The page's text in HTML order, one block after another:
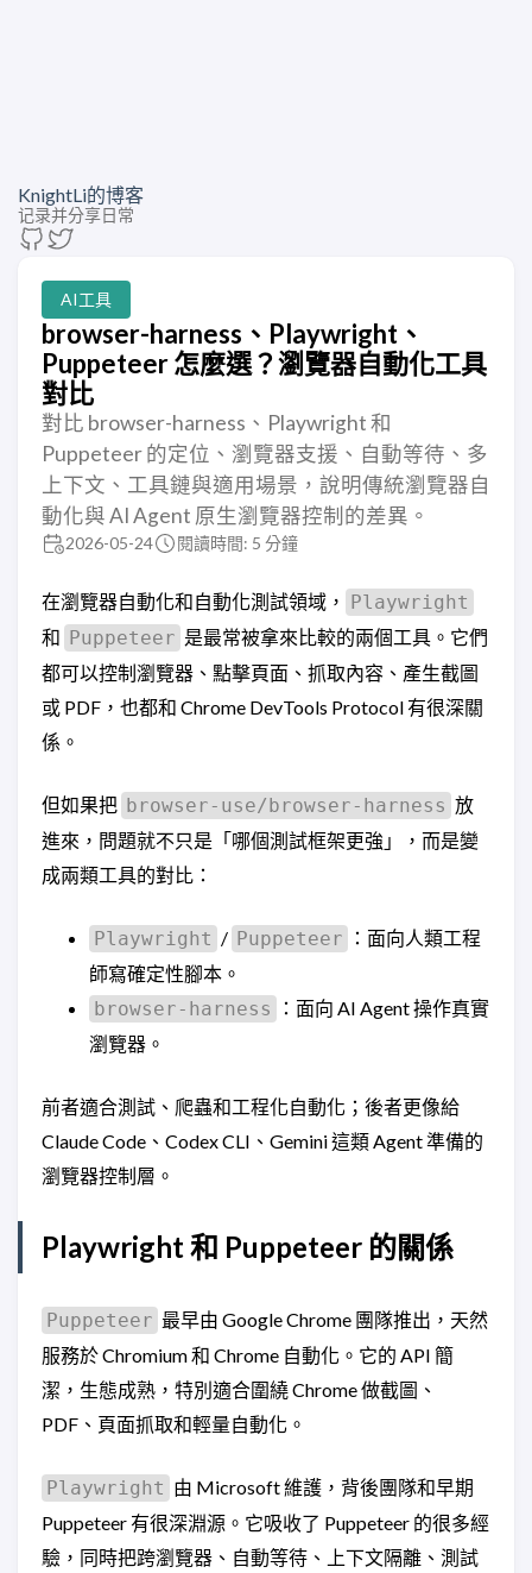
KnightLi的博客
记录并分享日常
AI工具
browser-harness、Playwright、
Puppeteer 怎麼選？瀏覽器自動化工具
對比
對比 browser-harness、Playwright 和
Puppeteer 的定位、瀏覽器支援、自動等待、多
上下文、工具鏈與適用場景，說明傳統瀏覽器自
動化與 AI Agent 原生瀏覽器控制的差異。
2026-05-24 閱讀時間: 5 分鐘
在瀏覽器自動化和自動化測試領域， Playwright
和 Puppeteer 是最常被拿來比較的兩個工具。它們
都可以控制瀏覽器、點擊頁面、抓取內容、產生截圖
或 PDF，也都和 Chrome DevTools Protocol 有很深關
係。
但如果把 browser-use/browser-harness 放
進來，問題就不只是「哪個測試框架更強」，而是變
成兩類工具的對比：
Playwright / Puppeteer ：面向人類工程
師寫確定性腳本。
browser-harness
：面向 AI Agent 操作真實
瀏覽器。
前者適合測試、爬蟲和工程化自動化；後者更像給
Claude Code、Codex CLI、Gemini 這類 Agent 準備的
瀏覽器控制層。
Playwright 和 Puppeteer 的關係
Puppeteer 最早由 Google Chrome 團隊推出，天然
服務於 Chromium 和 Chrome 自動化。它的 API 簡
潔，生態成熟，特別適合圍繞 Chrome 做截圖、
PDF、頁面抓取和輕量自動化。
Playwright 由 Microsoft 維護，背後團隊和早期
Puppeteer 有很深淵源。它吸收了 Puppeteer 的很多經
驗，同時把跨瀏覽器、自動等待、上下文隔離、測試